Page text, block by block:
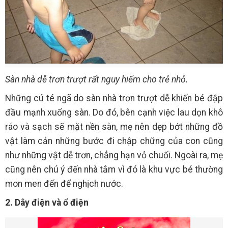
Sàn nhà dễ trơn trượt rất nguy hiểm cho trẻ nhỏ.
Những cú té ngã do sàn nhà trơn trượt dễ khiến bé đập
đầu mạnh xuống sàn. Do đó, bên cạnh việc lau dọn khô
ráo và sạch sẽ mặt nền sàn, mẹ nên dẹp bớt những đồ
vật làm cản những bước đi chập chững của con cũng
như những vật dễ trơn, chẳng hạn vỏ chuối. Ngoài ra, mẹ
cũng nên chú ý đến nhà tắm vì đó là khu vực bé thường
mon men đến để nghịch nước.
2. Dây điện và ổ điện